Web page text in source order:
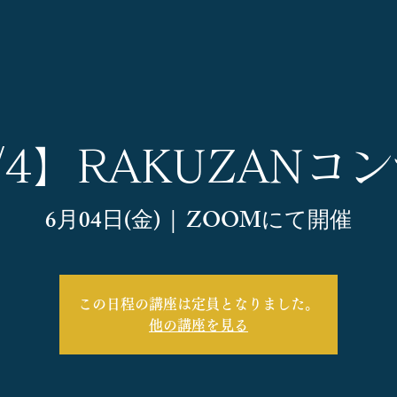
】RAKUZANコ
6月04日(金)
  |
ZOOMにて開催
この日程の講座は定員となりました。
他の講座を見る